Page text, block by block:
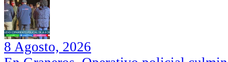
8 Agosto, 2026